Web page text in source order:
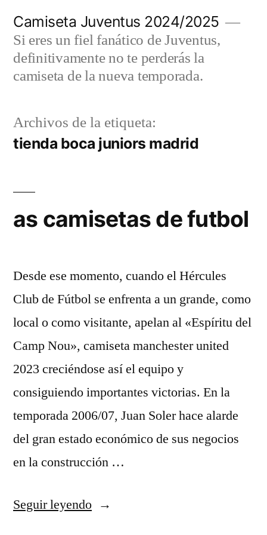
contenido
Camiseta Juventus 2024/2025
Si eres un fiel fanático de Juventus,
definitivamente no te perderás la
camiseta de la nueva temporada.
Archivos de la etiqueta:
tienda boca juniors madrid
as camisetas de futbol
Desde ese momento, cuando el Hércules
Club de Fútbol se enfrenta a un grande, como
local o como visitante, apelan al «Espíritu del
Camp Nou», camiseta manchester united
2023 creciéndose así el equipo y
consiguiendo importantes victorias. En la
temporada 2006/07, Juan Soler hace alarde
del gran estado económico de sus negocios
en la construcción …
Seguir leyendo«as